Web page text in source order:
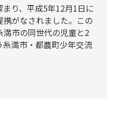
り、平成5年12月1日に
がなされました。この
市の同世代の児童と2
満市・都農町少年交流